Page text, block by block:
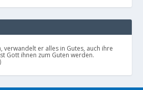
verwandelt er alles in Gutes, auch ihre
Gott ihnen zum Guten werden.